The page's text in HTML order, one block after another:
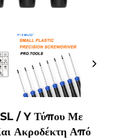
/ Y Τύπου Με
Ακροδέκτη Από